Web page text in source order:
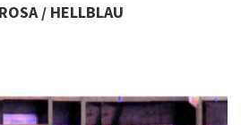
/ HELLBLAU